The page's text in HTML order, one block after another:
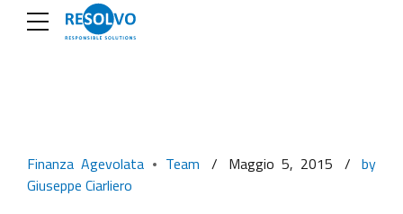
Finanza Agevolata Team Maggio 5, 2015
by
Giuseppe Ciarliero